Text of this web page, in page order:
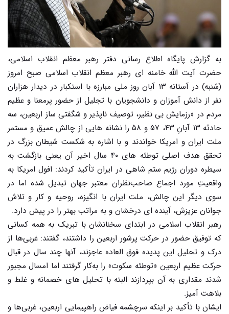
به گزارش پایگاه اطلاع رسانی دفتر رهبر معظم انقلاب اسلامی،
حضرت آیت الله خامنه ای رهبر معظم انقلاب اسلامی صبح امروز
(شنبه) در آستانه ۱۳ آبان روز ملی مبارزه با استکبار در دیدار هزاران
نفر از دانش آموزان و دانشجویان با تجلیل از حضور پرمعنا و عظیم
مردم در «رزمایش بی نظیر، توصیف ناپذیر و شگفتی ساز اربعین، سه
حادثه ۱۳ آبانِ ۴۳، ۵۷ و ۵۸ را نشانه هایی از چالش عمیق و مستمر
ملت ایران و امریکا خواندند و با اشاره به شکست شیطان بزرگ در
تحقق هدف اصلی توطئه های ۴۰ سال اخیر آن یعنی بازگشت به
سیطره دوران رژیم ستم شاهی در ایران تأکید کردند: افول امریکا به
واقعیتِ مورد اجماع صاحب‌نظران معتبر جهان تبدیل شده اما در
سوی دیگر این چالش، ملت ایران با انگیزه، روحیه و کار و تلاش
جوانان عزیزش، آینده ای درخشان و به مراتب بهتر را در پیش دارد.
رهبر انقلاب اسلامی در ابتدای سخنانشان با تبریک به همه کسانی
که توفیق حضور در حرکت پرشور اربعین را داشتند، گفتند: غربی‌ها از
درک و تحلیل این پدیده فوق العاده عاجزند، آنها چند سال در قبال
حرکت عظیم اربعین «توطئه سکوت» را به‌کار گرفتند اما امسال مجبور
شدند مقداری به آن بپردازند البته با تحلیل های خصمانه و غلط و
بلاهت آمیز.
ایشان با تأکید بر اینکه سرچشمه فیاض راهپیمایی اربعین، غربی‌ها و